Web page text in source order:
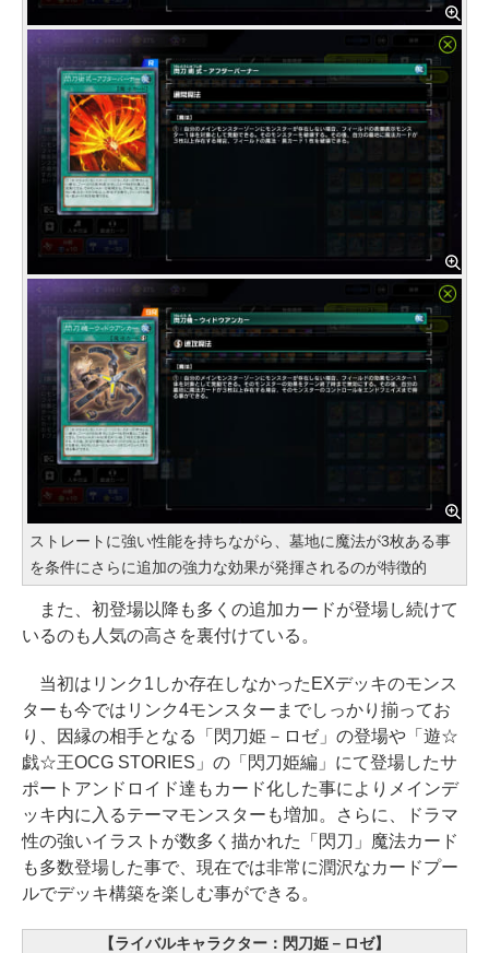
ストレートに強い性能を持ちながら、墓地に魔法が3枚ある事
を条件にさらに追加の強力な効果が発揮されるのが特徴的
また、初登場以降も多くの追加カードが登場し続けて
いるのも人気の高さを裏付けている。
当初はリンク1しか存在しなかったEXデッキのモンス
ターも今ではリンク4モンスターまでしっかり揃ってお
り、因縁の相手となる「閃刀姫－ロゼ」の登場や「遊☆
戯☆王OCG STORIES」の「閃刀姫編」にて登場したサ
ポートアンドロイド達もカード化した事によりメインデ
ッキ内に入るテーマモンスターも増加。さらに、ドラマ
性の強いイラストが数多く描かれた「閃刀」魔法カード
も多数登場した事で、現在では非常に潤沢なカードプー
ルでデッキ構築を楽しむ事ができる。
【ライバルキャラクター：閃刀姫－ロゼ】